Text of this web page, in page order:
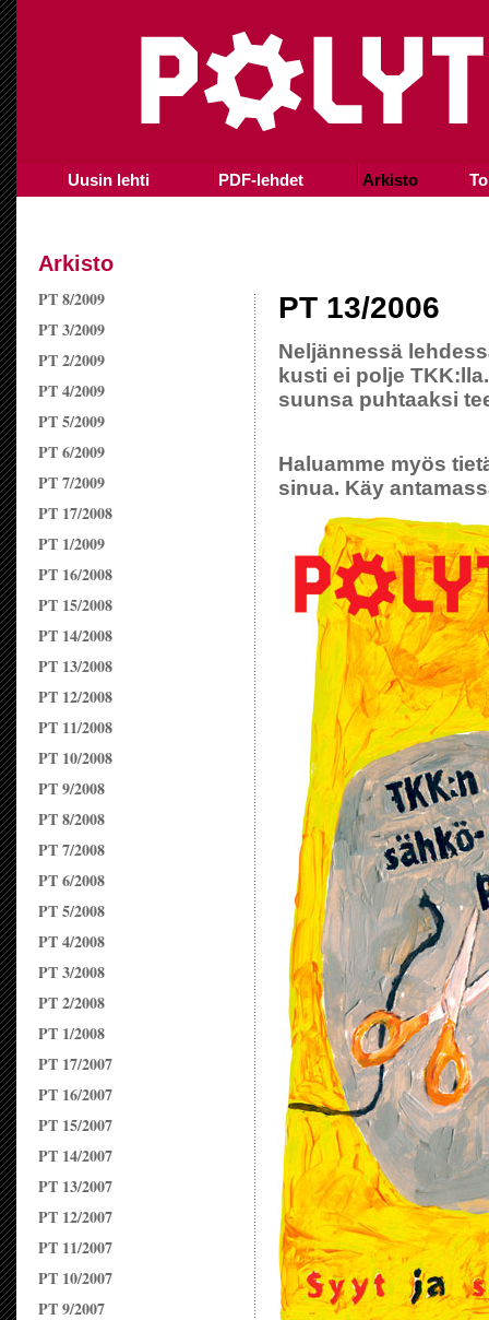
Uusin lehti PDF-lehdet Arkisto
Arkisto
PT 8/2009
PT 3/2009
PT 2/2009
PT 4/2009
PT 5/2009
PT 6/2009
PT 7/2009
PT 17/2008
PT 1/2009
PT 16/2008
PT 15/2008
PT 14/2008
PT 13/2008
PT 12/2008
PT 11/2008
PT 10/2008
PT 9/2008
PT 8/2008
PT 7/2008
PT 6/2008
PT 5/2008
PT 4/2008
PT 3/2008
PT 2/2008
PT 1/2008
PT 17/2007
PT 16/2007
PT 15/2007
PT 14/2007
PT 13/2007
PT 12/2007
PT 11/2007
PT 10/2007
PT 9/2007
PT 13/2006
Neljännessä
kusti ei polje
suunsa puhtaaksi
Haluamme myös
sinua. Käy